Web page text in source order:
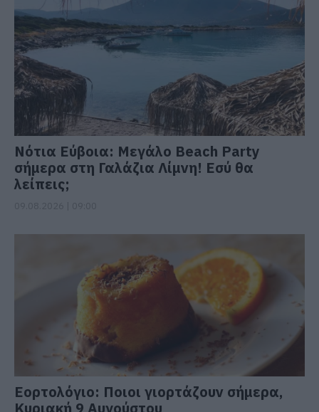
Νότια Εύβοια: Μεγάλο Beach Party
σήμερα στη Γαλάζια Λίμνη! Εσύ θα
λείπεις;
Εορτολόγιο: Ποιοι γιορτάζουν σήμερα,
Κυριακή 9 Αυγούστου